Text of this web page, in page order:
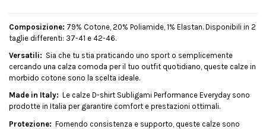
Composizione: 79% Cotone, 20% Poliamide, 1% Elastan. Disponibili in 2
taglie differenti: 37-41 e 42-46.
Versatili: Sia che tu stia praticando uno sport o semplicemente
cercando una calza comoda per il tuo outfit quotidiano, queste calze in
morbido cotone sono la scelta ideale.
Made in Italy: Le calze D-shirt Subligami Performance Everyday sono
prodotte in Italia per garantire comfort e prestazioni ottimali.
Protezione: Fornendo consistenza e supporto, queste calze sono